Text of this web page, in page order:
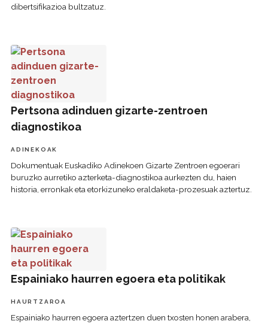
dibertsifikazioa bultzatuz.
Pertsona adinduen gizarte-zentroen
diagnostikoa
ADINEKOAK
Dokumentuak Euskadiko Adinekoen Gizarte Zentroen egoerari
buruzko aurretiko azterketa-diagnostikoa aurkezten du, haien
historia, erronkak eta etorkizuneko eraldaketa-prozesuak aztertuz.
Pertsona adinduen gizarte-zentroen diagnostikoa
Espainiako haurren egoera eta politikak
HAURTZAROA
Espainiako haurren egoera aztertzen duen txosten honen arabera,
Espainiako haurren egoera eta politikak